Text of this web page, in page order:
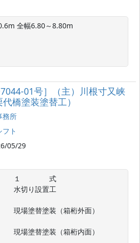
全幅6.80～8.80m
01号］（主）川根寸又峡
橋塗装塗替工）
務所
ト
05/29
　１　　　　式
設置工
装（箱桁外面）
装（箱桁内面）